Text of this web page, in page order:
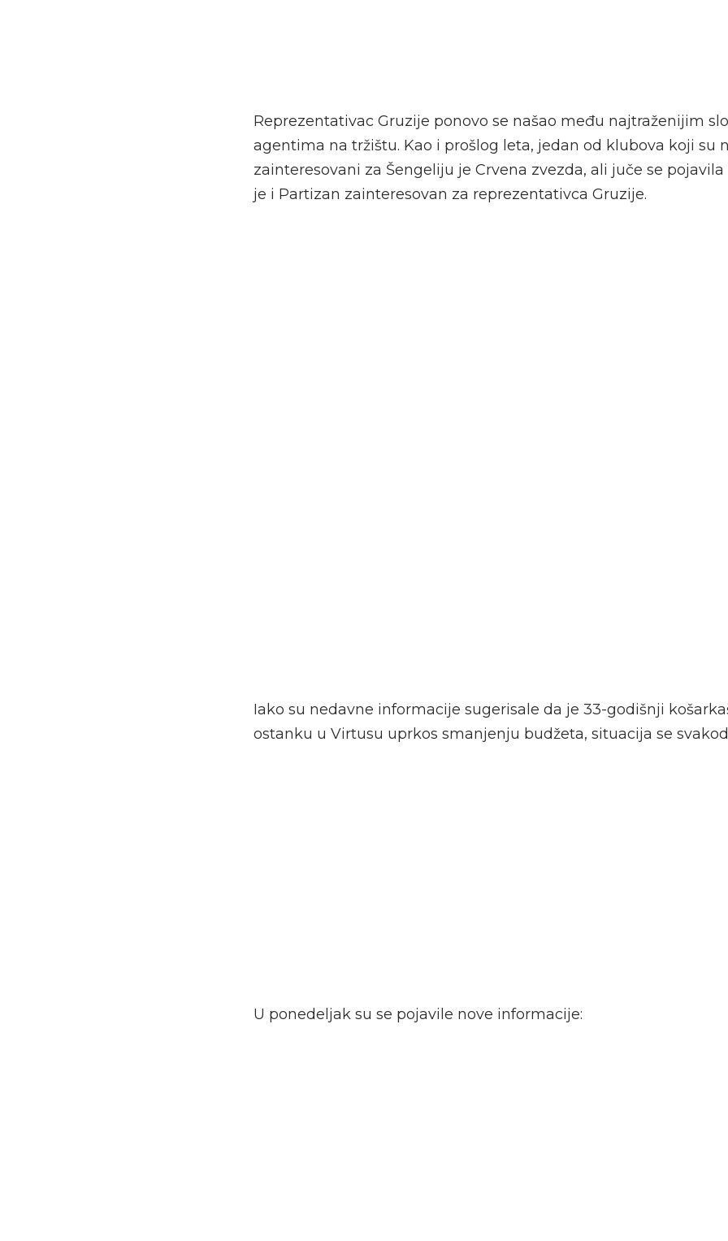
Reprezentativac Gruzije ponovo se našao među najtraženijim
agentima na tržištu. Kao i prošlog leta, jedan od klubova koji su
zainteresovani za Šengeliju je Crvena zvezda, ali juče se
je i Partizan zainteresovan za reprezentativca Gruzije.
Iako su nedavne informacije sugerisale da je 33-godišnji
ostanku u Virtusu uprkos smanjenju budžeta, situacija se
U ponedeljak su se pojavile nove informacije: